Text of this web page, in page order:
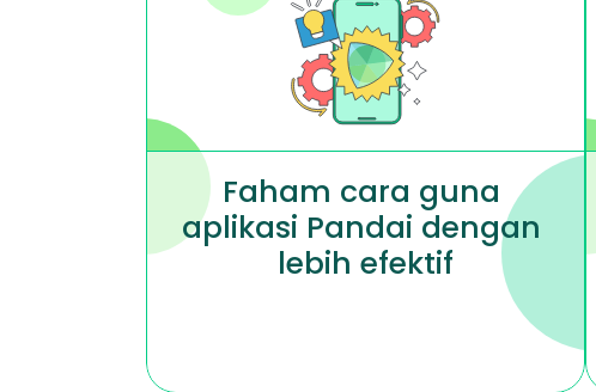
Faham cara guna
aplikasi Pandai dengan
lebih efektif